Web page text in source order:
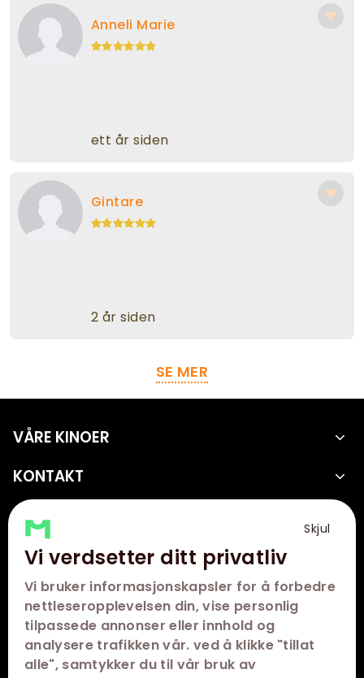
Skjul
Vi verdsetter ditt privatliv
Vi bruker informasjonskapsler for å forbedre
nettleseropplevelsen din, vise personlig
tilpassede annonser eller innhold og
analysere trafikken vår. ved å klikke "tillat
alle", samtykker du til vår bruk av
Anneli Marie
ett år siden
Gintare
2 år siden
SE MER
VÅRE KINOER
KONTAKT
FØLG OSS